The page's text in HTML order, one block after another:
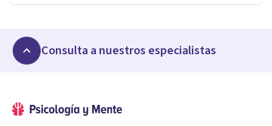
Consulta a nuestros especialistas